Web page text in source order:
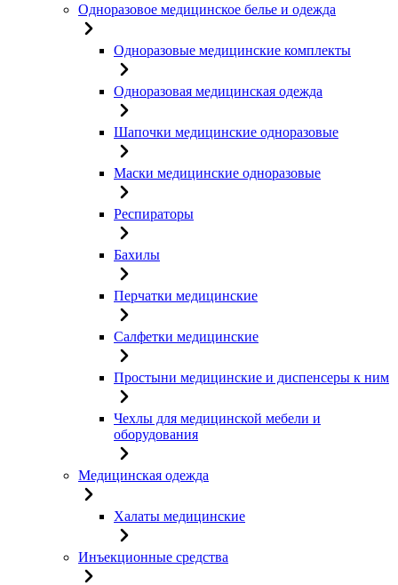
Одноразовое медицинское белье и одежда
Одноразовые медицинские комплекты
Одноразовая медицинская одежда
Шапочки медицинские одноразовые
Маски медицинские одноразовые
Респираторы
Бахилы
Перчатки медицинские
Салфетки медицинские
Простыни медицинские и диспенсеры к ним
Чехлы для медицинской мебели и
оборудования
Медицинская одежда
Халаты медицинские
Инъекционные средства